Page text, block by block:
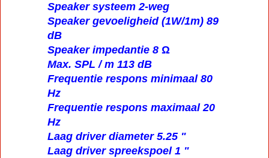
Speaker systeem 2-weg
Speaker gevoeligheid (1W/1m) 89
dB
Speaker impedantie 8 Ω
Max. SPL / m 113 dB
Frequentie respons minimaal 80
Hz
Frequentie respons maximaal 20
Hz
Laag driver diameter 5.25 "
Laag driver spreekspoel 1 "